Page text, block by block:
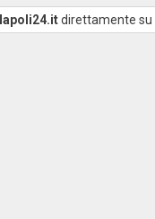
direttamente su